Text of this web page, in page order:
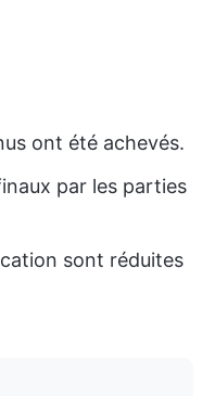
ont été achevés.
par les parties
sont réduites